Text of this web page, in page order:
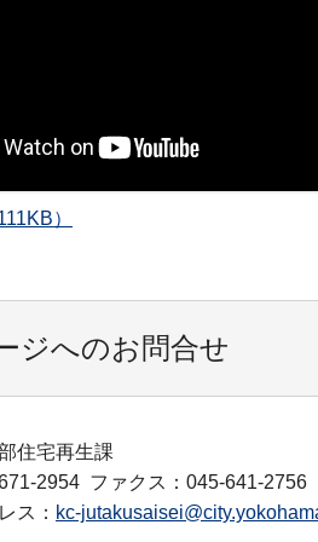
）
ジへのお問合せ
住宅再生課
2954 ファクス：045-641-2756
ス： kc-